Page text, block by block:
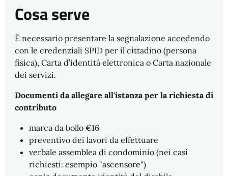
Cosa serve
È necessario presentare la segnalazione accedendo
con le credenziali SPID per il cittadino (persona
fisica), Carta d’identità elettronica o Carta nazionale
dei servizi.
Documenti da allegare all'istanza per la richiesta di
contributo
marca da bollo €16
preventivo dei lavori da effettuare
verbale assemblea di condominio (nei casi
richiesti: esempio "ascensore")